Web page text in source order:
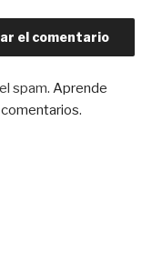
spam. Aprende
.